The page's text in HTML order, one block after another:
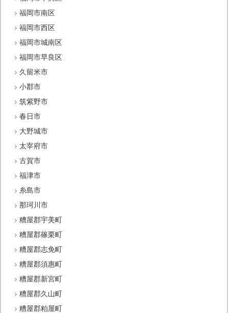
福岡市南区
福岡市西区
福岡市城南区
福岡市早良区
久留米市
小郡市
筑紫野市
春日市
大野城市
太宰府市
古賀市
福津市
糸島市
那珂川市
糟屋郡宇美町
糟屋郡篠栗町
糟屋郡志免町
糟屋郡須惠町
糟屋郡新宮町
糟屋郡久山町
糟屋郡粕屋町